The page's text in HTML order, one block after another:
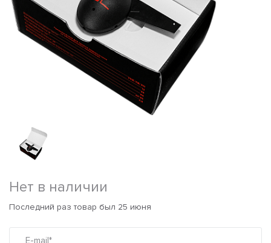
Нет в наличии
Последний раз товар был 25 июня